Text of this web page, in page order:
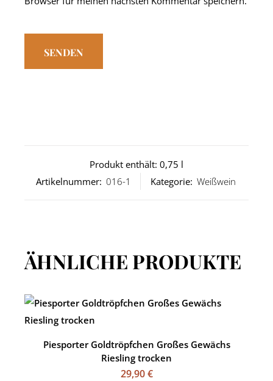
Produkt enthält: 0,75 l
Artikelnummer: 016-1 Kategorie: Weißwein
ÄHNLICHE PRODUKTE
Piesporter Goldtröpfchen Großes Gewächs
Riesling trocken
29,90€